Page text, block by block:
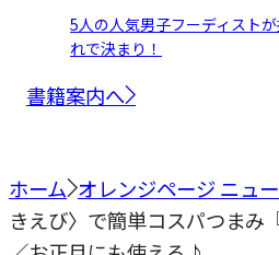
5人の人気男子フーディスト
れで決まり！
書籍案内へ
ホーム オレンジページ ニュ
きえび〉で簡単コスパつまみ